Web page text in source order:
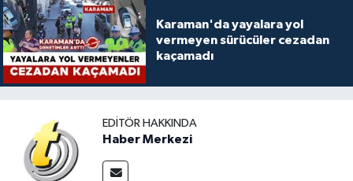
Karaman'da yayalara yol
vermeyen sürücüler cezadan
kaçamadı
EDITÖR HAKKINDA
Haber Merkezi